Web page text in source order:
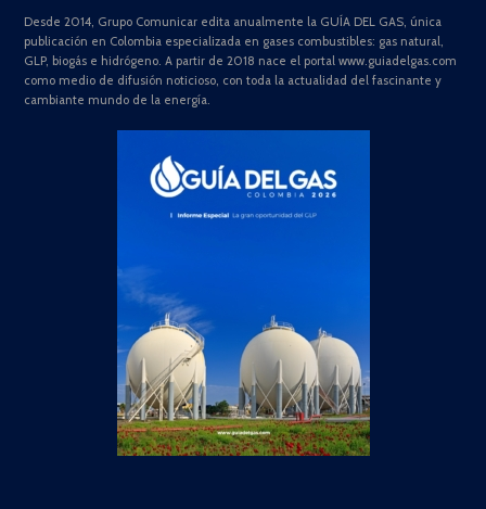
Desde 2014, Grupo Comunicar edita anualmente la GUÍA DEL GAS, única
publicación en Colombia especializada en gases combustibles: gas natural,
GLP, biogás e hidrógeno. A partir de 2018 nace el portal www.guiadelgas.com
como medio de difusión noticioso, con toda la actualidad del fascinante y
cambiante mundo de la energía.